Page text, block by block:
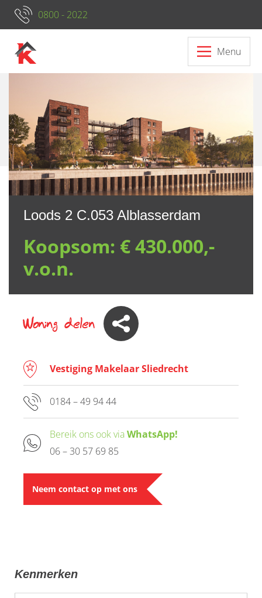
0800 - 2022
Menu
Loods 2 C.053 Alblasserdam
Koopsom: € 430.000,-
v.o.n.
Woning delen
Vestiging Makelaar Sliedrecht
0184 – 49 94 44
Bereik ons ook viaWhatsApp!
06 – 30 57 69 85
Neem contact op met ons
Neem contact op met ons
Kenmerken